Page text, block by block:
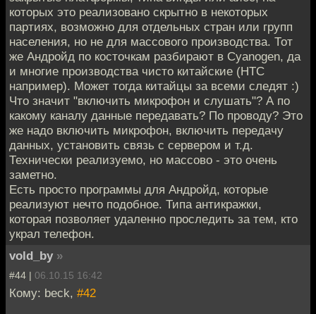
которых это реализовано скрытно в некоторых
партиях, возможно для отдельных стран или групп
населения, но не для массового производства. Тот
же Андройд по косточкам разбирают в Cyanogen, да
и многие производства чисто китайские (HTC
например). Может тогда китайцы за всеми следят :)
Что значит "включить микрофон и слушать"? А по
какому каналу данные передавать? По проводу? Это
же надо включить микрофон, включить передачу
данных, установить связь с сервером и т.д.
Технически реализуемо, но массово - это очень
заметно.
Есть просто программы для Андройд, которые
реализуют нечто подобное. Типа антикражки,
которая позволяет удаленно проследить за тем, кто
украл телефон.
vold_by »
#44 | 06.10.15 16:42
Кому: beck, #42